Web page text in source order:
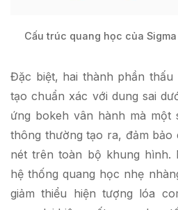
Cấu trúc quang học của Sigma
Đặc biệt, hai thành phần
tạo chuẩn xác với dung sai
ứng bokeh vân hành mà một
thông thường tạo ra, đảm
nét trên toàn bộ khung hình.
hệ thống quang học nhẹ
giảm thiểu hiện tượng lóa